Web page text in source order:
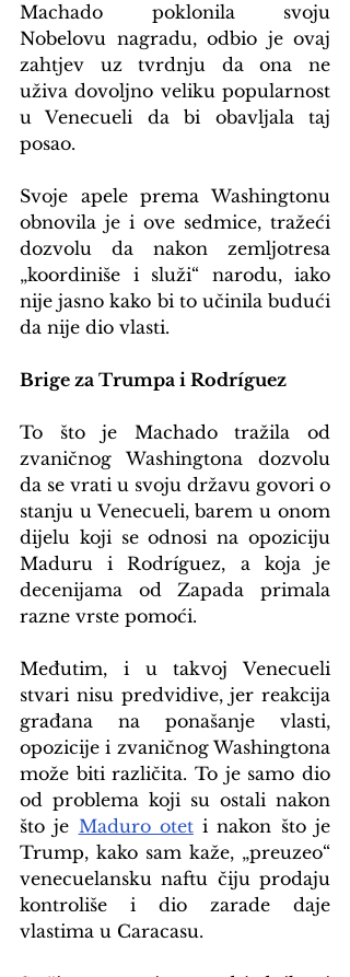
Machado poklonila svoju
Nobelovu nagradu, odbio je ovaj
zahtjev uz tvrdnju da ona ne
uživa dovoljno veliku popularnost
u Venecueli da bi obavljala taj
posao.
Svoje apele prema Washingtonu
obnovila je i ove sedmice, tražeći
dozvolu da nakon zemljotresa
„koordiniše i služi“ narodu, iako
nije jasno kako bi to učinila budući
da nije dio vlasti.
Brige za Trumpa i Rodríguez
To što je Machado tražila od
zvaničnog Washingtona dozvolu
da se vrati u svoju državu govori o
stanju u Venecueli, barem u onom
dijelu koji se odnosi na opoziciju
Maduru i Rodríguez, a koja je
decenijama od Zapada primala
razne vrste pomoći.
Međutim, i u takvoj Venecueli
stvari nisu predvidive, jer reakcija
građana na ponašanje vlasti,
opozicije i zvaničnog Washingtona
može biti različita. To je samo dio
od problema koji su ostali nakon
što je Maduro otet i nakon što je
Trump, kako sam kaže, „preuzeo“
venecuelansku naftu čiju prodaju
kontroliše i dio zarade daje
vlastima u Caracasu.